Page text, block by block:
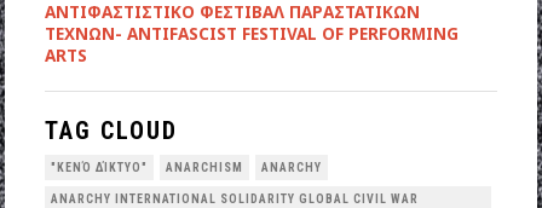
ANTIΦΑΣΤΙΣΤΙΚΟ ΦΕΣΤΙΒΑΛ ΠΑΡΑΣΤΑΤΙΚΩΝ
ΤΕΧΝΩΝ- ANTIFASCIST FESTIVAL OF PERFORMING
ARTS
TAG CLOUD
"ΚΕΝΌ ΔΊΚΤΥΟ" ANARCHISM ANARCHY
ANARCHY INTERNATIONAL SOLIDARITY GLOBAL CIVIL WAR